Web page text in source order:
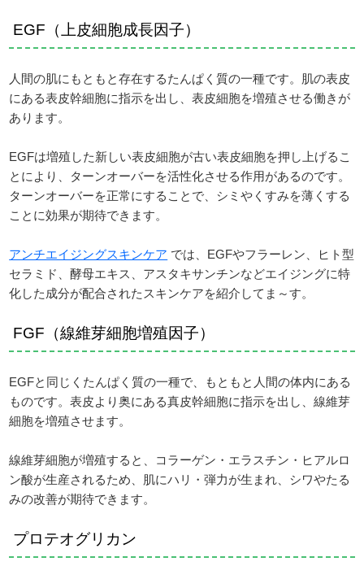
EGF（上皮細胞成長因子）
人間の肌にもともと存在するたんぱく質の一種です。肌の表皮
にある表皮幹細胞に指示を出し、表皮細胞を増殖させる働きが
あります。
EGFは増殖した新しい表皮細胞が古い表皮細胞を押し上げるこ
とにより、ターンオーバーを活性化させる作用があるのです。
ターンオーバーを正常にすることで、シミやくすみを薄くする
ことに効果が期待できます。
アンチエイジングスキンケア では、EGFやフラーレン、ヒト型
セラミド、酵母エキス、アスタキサンチンなどエイジングに特
化した成分が配合されたスキンケアを紹介してま～す。
FGF（線維芽細胞増殖因子）
EGFと同じくたんぱく質の一種で、もともと人間の体内にある
ものです。表皮より奥にある真皮幹細胞に指示を出し、線維芽
細胞を増殖させます。
線維芽細胞が増殖すると、コラーゲン・エラスチン・ヒアルロ
ン酸が生産されるため、肌にハリ・弾力が生まれ、シワやたる
みの改善が期待できます。
プロテオグリカン